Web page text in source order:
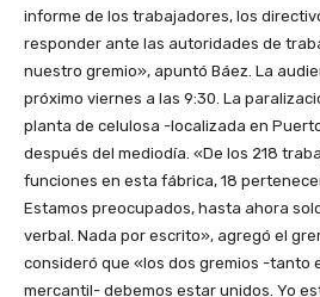
informe de los trabajadores, los
responder ante las autoridades de
nuestro gremio», apuntó Báez. La
próximo viernes a las 9:30. La
planta de celulosa -localizada en
después del mediodía. «De los 218
funciones en esta fábrica, 18
Estamos preocupados, hasta ahora
verbal. Nada por escrito», agregó el
consideró que «los dos gremios -tanto
mercantil- debemos estar unidos. Yo